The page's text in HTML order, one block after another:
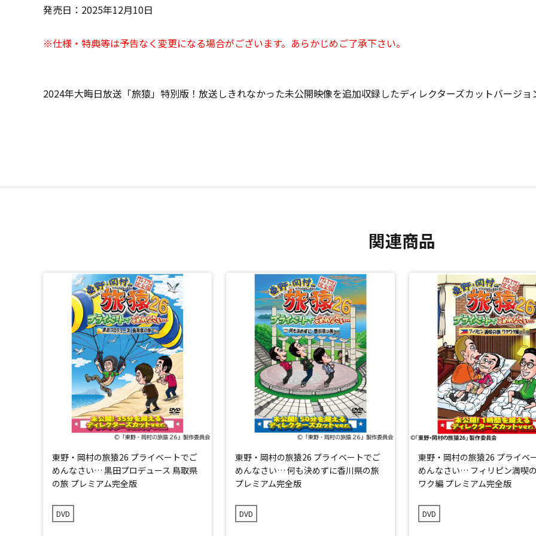
発売日：2025年12月10日
※仕様・特典等は予告なく変更になる場合がございます。あらかじめご了承下さい。
2024年大晦日放送「旅猿」特別版！放送しきれなかった未公開映像を追加収録したディレクターズカットバージョ
関連商品
東野・岡村の旅猿26 プライベートでご
めんなさい… 黒田プロデュース 鳥取県
の旅 プレミアム完全版
DVD
東野・岡村の旅猿26 プライベートでご
めんなさい… 何も決めずに香川県の旅
プレミアム完全版
DVD
東野・岡村の旅猿26 プライベ
めんなさい… フィリピン満喫
ワク編 プレミアム完全版
DVD